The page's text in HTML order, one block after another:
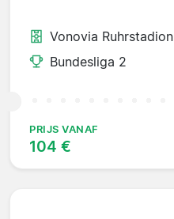
Vonovia Ruhrstadion
Bundesliga 2
PRIJS VANAF
104 €